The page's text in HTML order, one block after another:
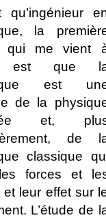
qu’ingénieur
la
qui me vient
est que
est
de la
et,
de
classique
forces et
et leur effet sur
L’étude de